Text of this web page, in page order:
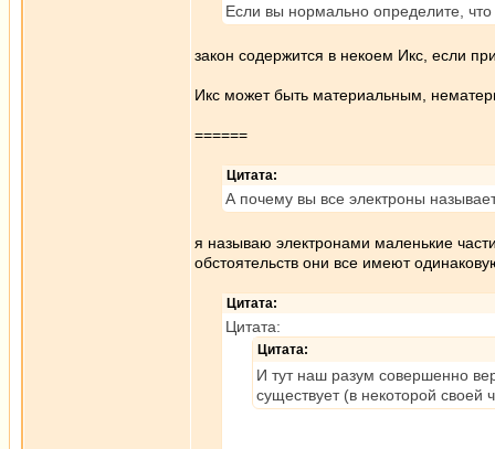
Если вы нормально определите, что
закон содержится в некоем Икс, если
Икс может быть материальным,
======
Цитата:
А почему вы все электроны
я называю электронами маленькие
обстоятельств они все имеют
Цитата:
Цитата:
Цитата:
И тут наш разум совершенно
существует (в некоторой своей